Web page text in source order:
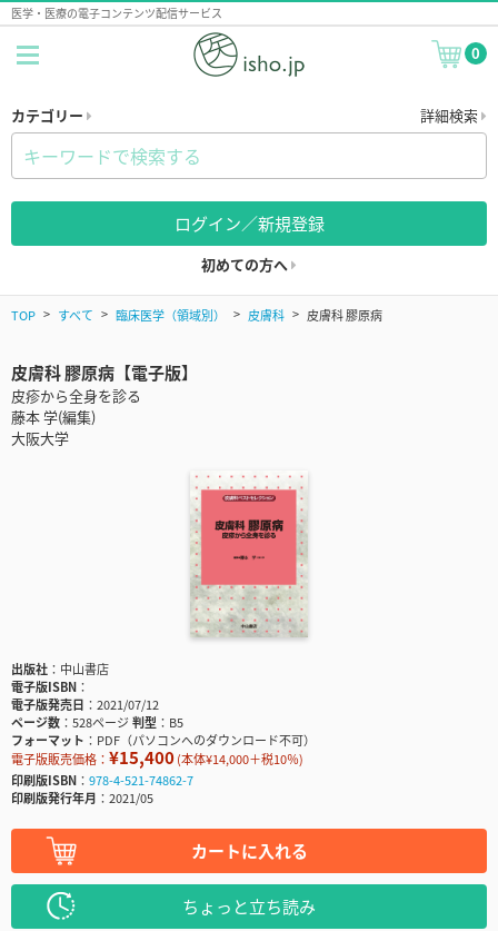
医学・医療の電子コンテンツ配信サービス
0
カテゴリー 詳細検索
ログイン／新規登録
初めての方へ
TOP すべて 臨床医学（領域別） 皮膚科 皮膚科 膠原病
皮膚科 膠原病【電子版】
皮疹から全身を診る
藤本 学(編集)
大阪大学
出版社
中山書店
電子版ISBN
電子版発売日
2021/07/12
ページ数
528ページ判型
B5
フォーマット
PDF（パソコンへのダウンロード不可）
電子版販売価格： ¥15,400(本体¥14,000＋税10％)
印刷版ISBN
978-4-521-74862-7
印刷版発行年月
2021/05
カートに入れる
ちょっと立ち読み